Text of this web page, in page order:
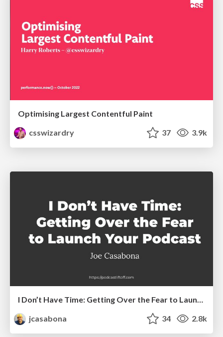
Optimising Largest Contentful Paint
csswizardry
37 3.9k
jcasabona
34 2.8k